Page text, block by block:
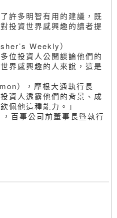
許多明智有用的建議，既
投資世界感興趣的讀者提
Weekly）
位投資人公開談論他們的
界感興趣的人來說，這是
），摩根大通執行長
資人透露他們的背景、成
佩他這種能力。」
百事公司前董事長暨執行